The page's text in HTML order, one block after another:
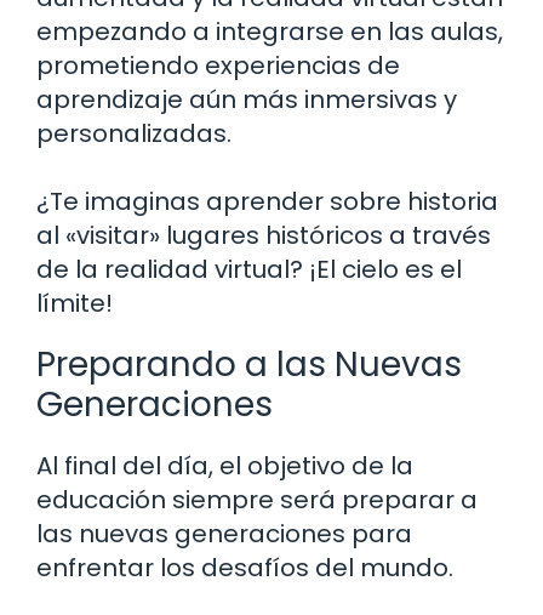
empezando a integrarse en las aulas,
prometiendo experiencias de
aprendizaje aún más inmersivas y
personalizadas.
¿Te imaginas aprender sobre historia
al «visitar» lugares históricos a través
de la realidad virtual? ¡El cielo es el
límite!
Preparando a las Nuevas
Generaciones
Al final del día, el objetivo de la
educación siempre será preparar a
las nuevas generaciones para
enfrentar los desafíos del mundo.